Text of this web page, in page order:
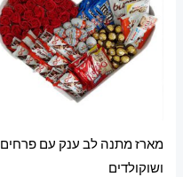
מארז מתנה לב ענק עם פרחים
ושוקולדים